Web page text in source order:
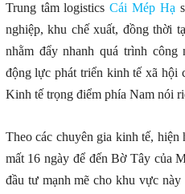
Trung tâm logisticsCái Mép Hạ
nghiệp, khu chế xuất, đồng thời
nhằm đẩy nhanh quá trình
động lực phát triển kinh tế xã
Kinh tế trọng điểm phía Nam nói
Theo các chuyên gia kinh tế,
mất 16 ngày để đến Bờ Tây của
đầu tư mạnh mẽ cho khu vực